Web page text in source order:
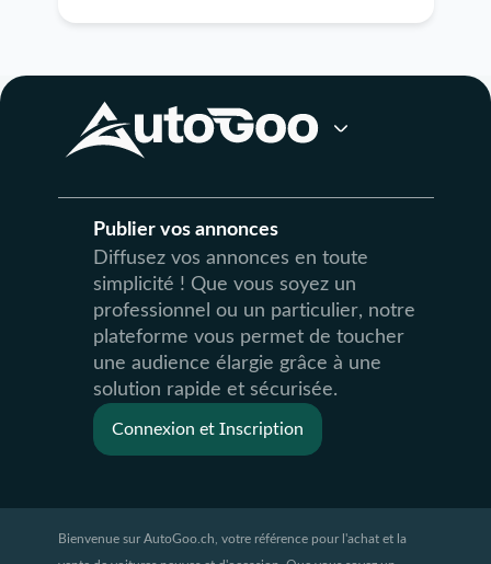
Publier vos annonces
Diffusez vos annonces en toute
simplicité ! Que vous soyez un
professionnel ou un particulier, notre
plateforme vous permet de toucher
une audience élargie grâce à une
solution rapide et sécurisée.
Connexion et Inscription
Bienvenue sur AutoGoo.ch, votre référence pour l'achat et la